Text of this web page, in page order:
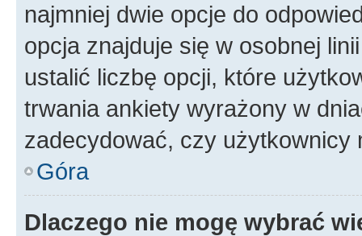
najmniej dwie opcje do
opcja znajduje się w osobnej
ustalić liczbę opcji, które
trwania ankiety wyrażony w
zadecydować, czy użytkownicy
Góra
Dlaczego nie mogę wybrać